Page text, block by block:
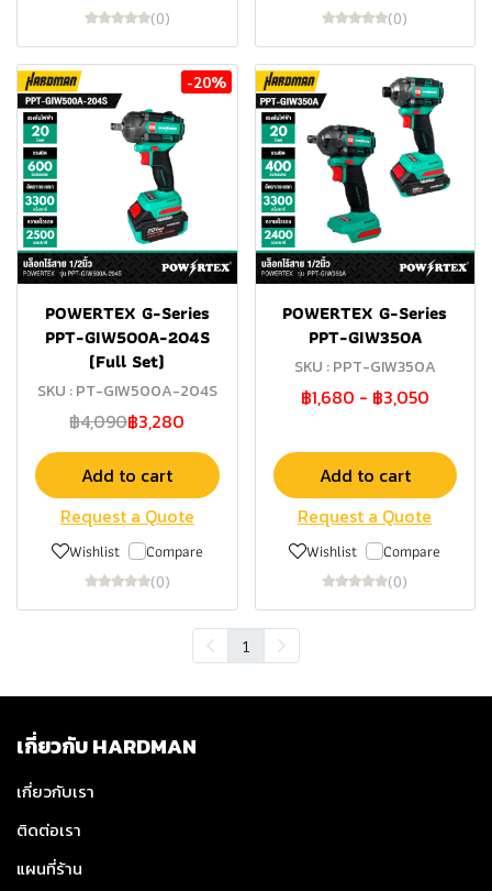
(0) (0)
-20%
POWERTEX G-Series
PPT-GIW500A-204S
(Full Set)
SKU : PT-GIW500A-204S
฿4,090฿3,280
Add to cart
Request a Quote
Wishlist Compare
(0)
POWERTEX G-Series
PPT-GIW350A
SKU : PPT-GIW350A
฿1,680 - ฿3,050
Add to cart
Request a Quote
Wishlist Compare
(0)
1
เกี่ยวกับ HARDMAN
เกี่ยวกับเรา
ติดต่อเรา
แผนที่ร้าน